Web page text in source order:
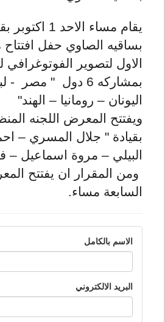
يقام مساء
بساقيه الصاوي حفل
بمشاركه 6 دول "
اليونان – رومانيا – الهند"
ويفتتح المعرض اللجنه
بقيادة " جلال المسري –
البيلي – مروة اسماعيل
ومن المقرار ان يفتتح
السابعة مساء.
الاسم بالكامل
البريد الالكتروني